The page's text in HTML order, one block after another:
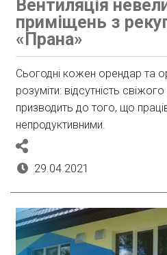
Вентиляція
приміщень з
«Прана»
Сьогодні кожен орендар та
розуміти: відсутність
призводить до того, що
непродуктивними.
29.04.2021